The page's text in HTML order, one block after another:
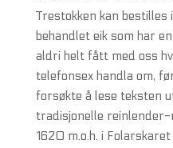
Trestokken kan bestilles
behandlet eik som har
aldri helt fått med oss
telefonsex handla om,
forsøkte å lese teksten
tradisjonelle
1620 m.o.h. i